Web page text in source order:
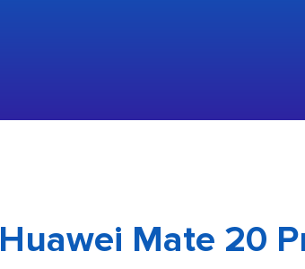
Huawei Mate 20